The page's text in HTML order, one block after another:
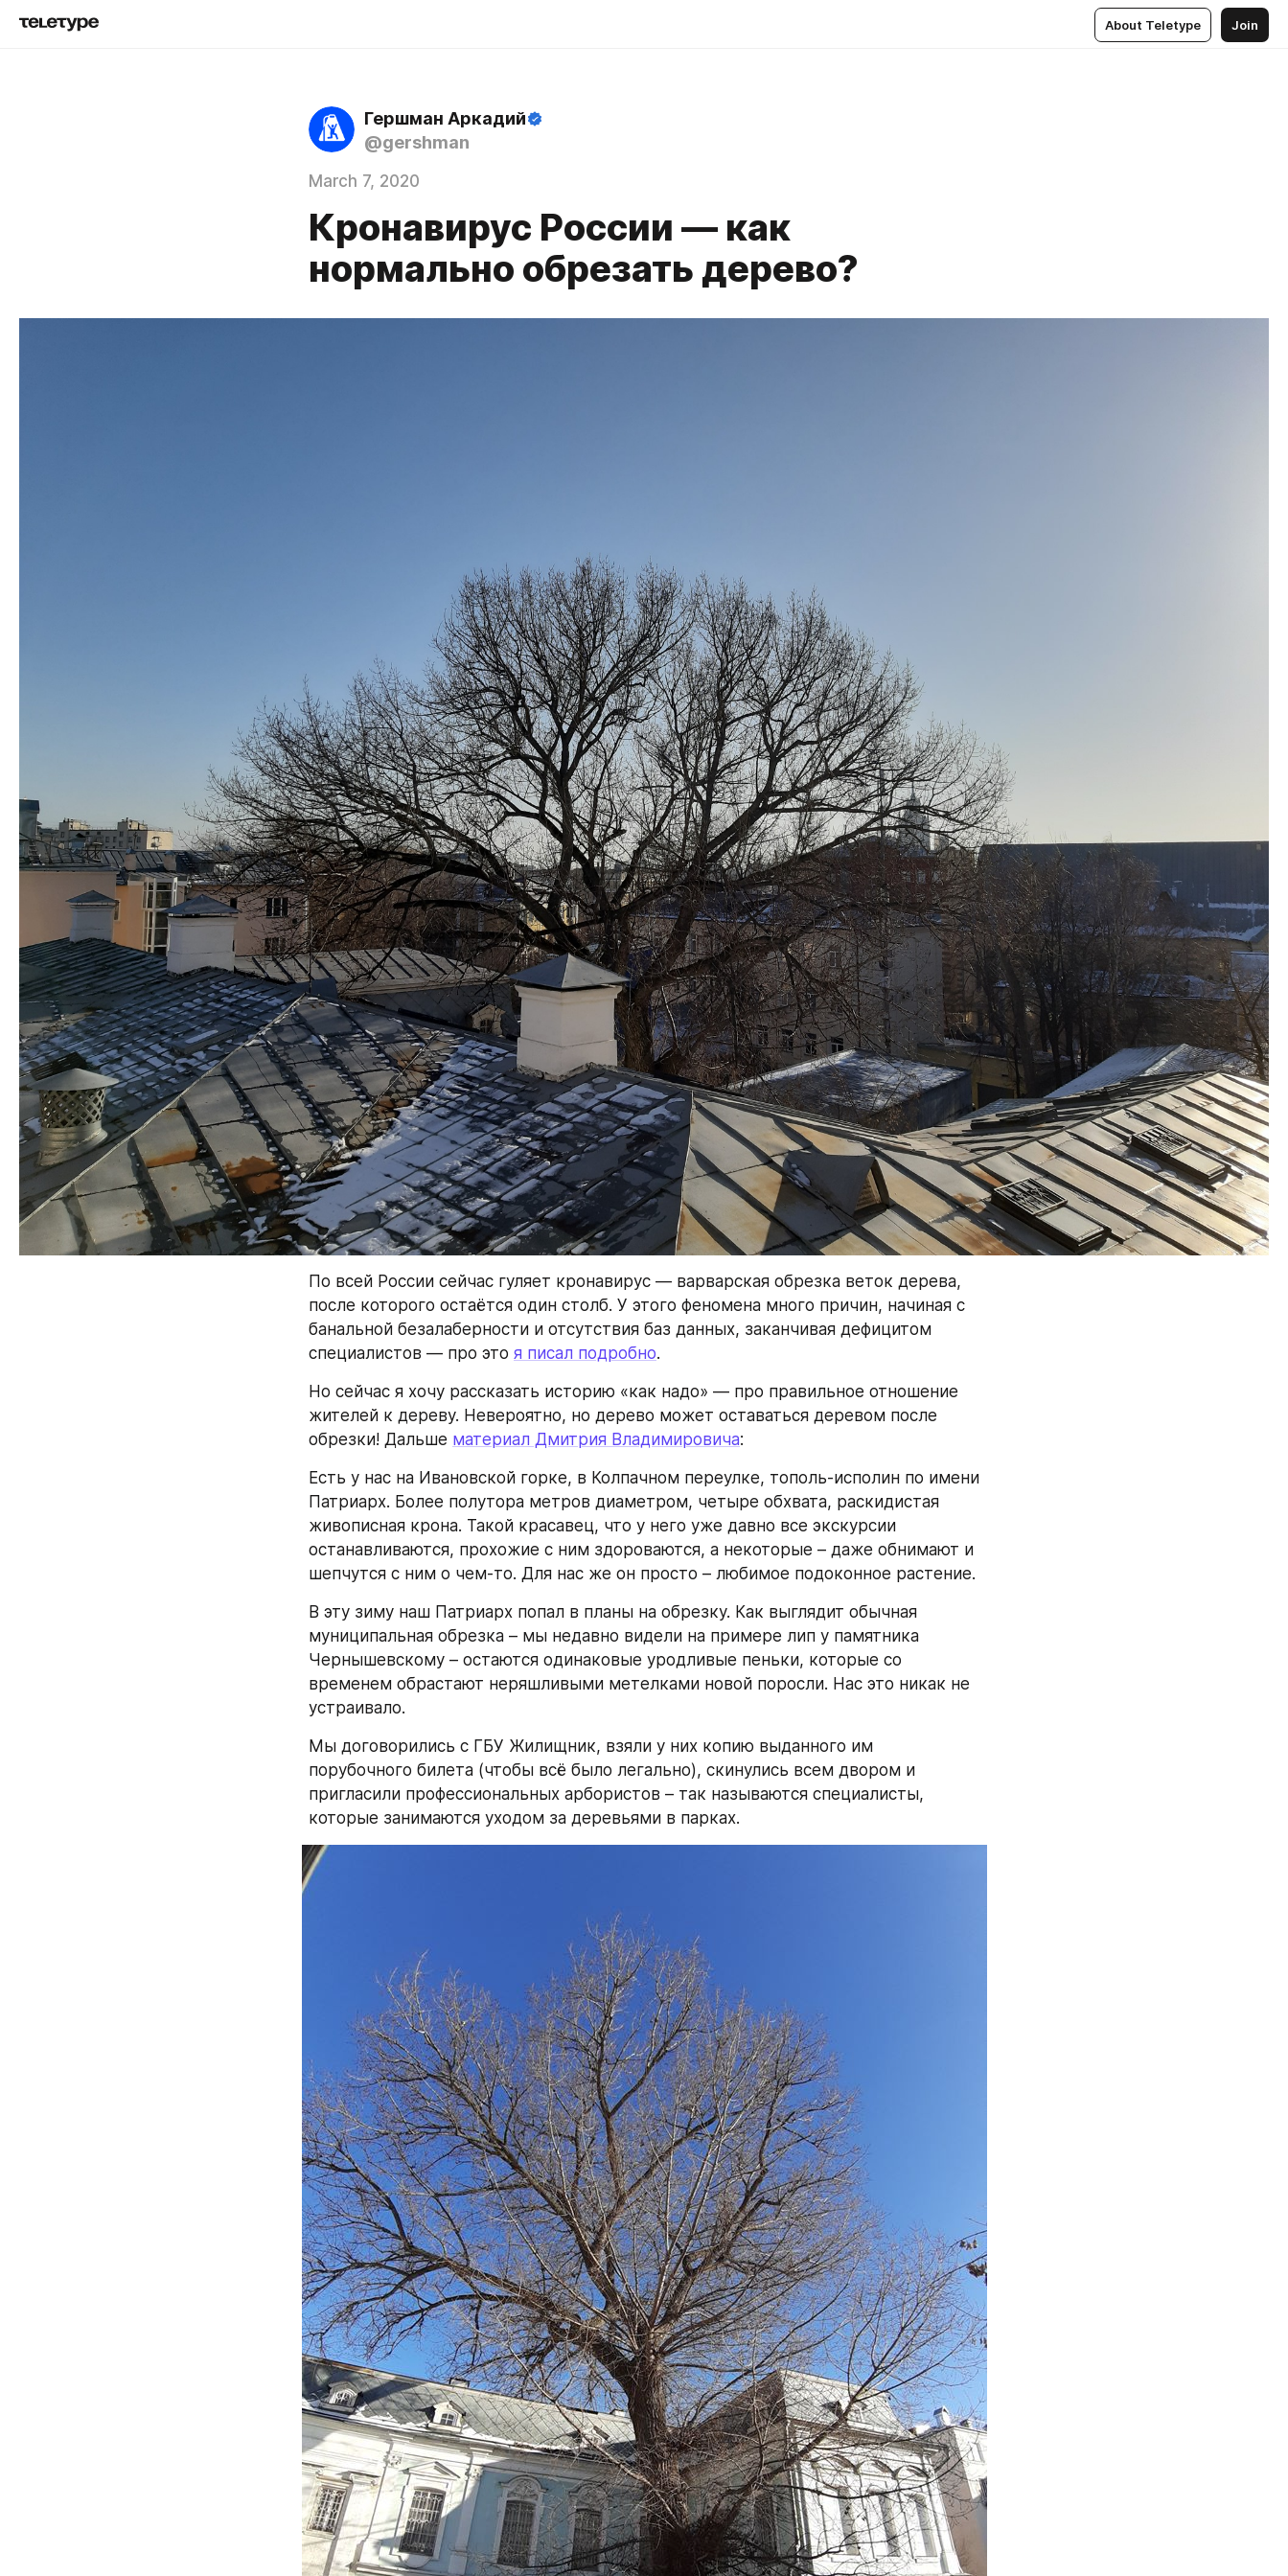
About Teletype Join
Гершман Аркадий
@gershman
March 7, 2020
Кронавирус России — как
нормально обрезать дерево?
По всей России сейчас гуляет кронавирус — варварская обрезка веток дерева,
после которого остаётся один столб. У этого феномена много причин, начиная с
банальной безалаберности и отсутствия баз данных, заканчивая дефицитом
специалистов — про это я писал подробно.
Но сейчас я хочу рассказать историю «как надо» — про правильное отношение
жителей к дереву. Невероятно, но дерево может оставаться деревом после
обрезки! Дальше материал Дмитрия Владимировича:
Есть у нас на Ивановской горке, в Колпачном переулке, тополь-исполин по имени
Патриарх. Более полутора метров диаметром, четыре обхвата, раскидистая
живописная крона. Такой красавец, что у него уже давно все экскурсии
останавливаются, прохожие с ним здороваются, а некоторые – даже обнимают и
шепчутся с ним о чем-то. Для нас же он просто – любимое подоконное растение.
В эту зиму наш Патриарх попал в планы на обрезку. Как выглядит обычная
муниципальная обрезка – мы недавно видели на примере лип у памятника
Чернышевскому – остаются одинаковые уродливые пеньки, которые со
временем обрастают неряшливыми метелками новой поросли. Нас это никак не
устраивало.
Мы договорились с ГБУ Жилищник, взяли у них копию выданного им
порубочного билета (чтобы всё было легально), скинулись всем двором и
пригласили профессиональных арбористов – так называются специалисты,
которые занимаются уходом за деревьями в парках.